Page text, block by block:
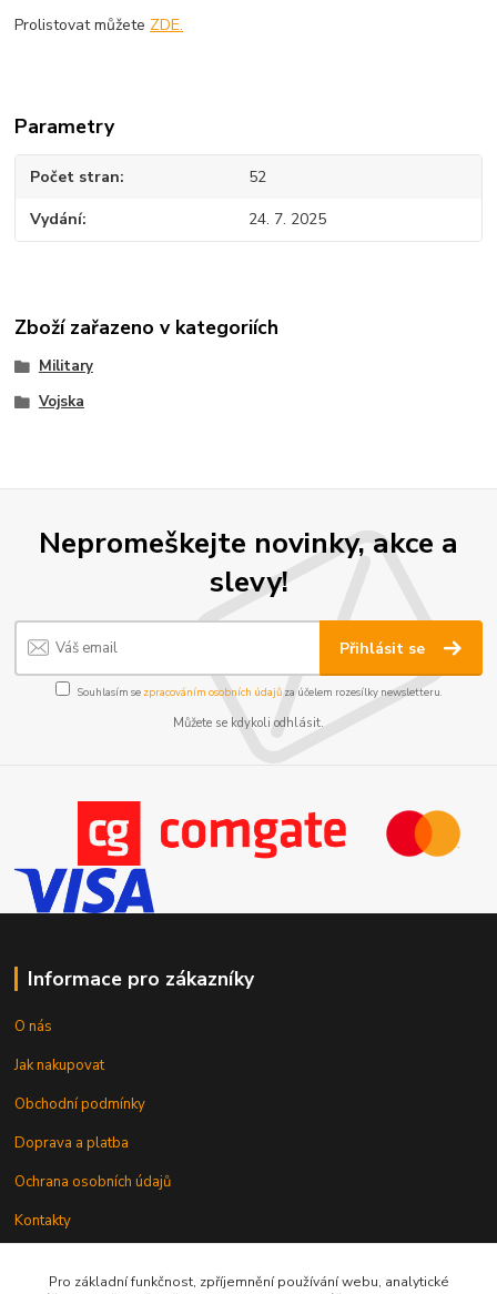
Prolistovat můžete ZDE.
Parametry
Počet stran 52
Vydání 24. 7. 2025
Zboží zařazeno v kategoriích
Military
Vojska
Nepromeškejte novinky, akce a
slevy!
Přihlásit se
Souhlasím se zpracováním osobních údajůza účelem rozesílky newsletteru.
Můžete se kdykoli odhlásit.
Informace pro zákazníky
O nás
Jak nakupovat
Obchodní podmínky
Doprava a platba
Ochrana osobních údajů
Kontakty
Pro základní funkčnost, zpříjemnění používání webu, analytické